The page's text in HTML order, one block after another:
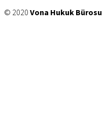
Site
© 2020 Vona Hukuk Bürosu